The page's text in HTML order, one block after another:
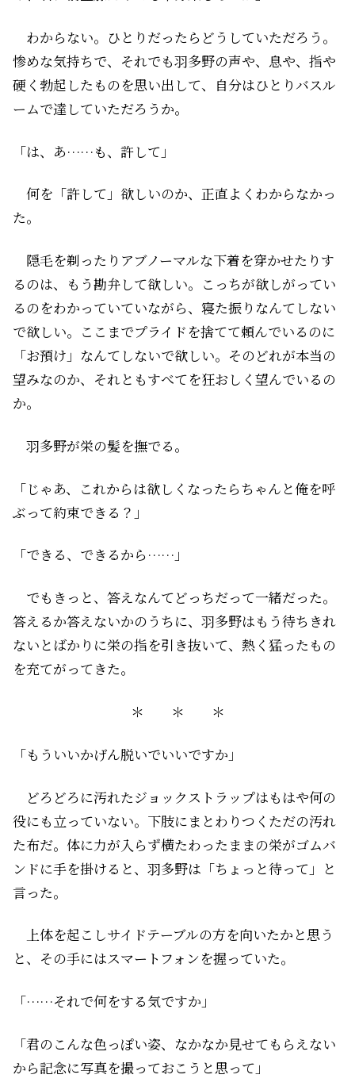
わからない。ひとりだったらどうしていただろう。
惨めな気持ちで、それでも羽多野の声や、息や、指や――
硬く勃起したものを思い出して、自分はひとりバスル
ームで達していただろうか。
「は、あ……も、許して」
何を「許して」欲しいのか、正直よくわからなかっ
た。
隠毛を剃ったりアブノーマルな下着を穿かせたりす
るのは、もう勘弁して欲しい。こっちが欲しがってい
るのをわかっていていながら、寝た振りなんてしない
で欲しい。ここまでプライドを捨てて頼んでいるのに
「お預け」なんてしないで欲しい。そのどれが本当の
望みなのか、それともすべてを狂おしく望んでいるの
か。
羽多野が栄の髪を撫でる。
「じゃあ、これからは欲しくなったらちゃんと俺を呼
ぶって約束できる？」
「できる、できるから……」
でもきっと、答えなんてどっちだって一緒だった。
答えるか答えないかのうちに、羽多野はもう待ちきれ
ないとばかりに栄の指を引き抜いて、熱く猛ったもの
を充てがってきた。
＊ ＊ ＊
「もういいかげん脱いでいいですか」
どろどろに汚れたジョックストラップはもはや何の
役にも立っていない。下肢にまとわりつくただの汚れ
た布だ。体に力が入らず横たわったままの栄がゴムバ
ンドに手を掛けると、羽多野は「ちょっと待って」と
言った。
上体を起こしサイドテーブルの方を向いたかと思う
と、その手にはスマートフォンを握っていた。
「……それで何をする気ですか」
「君のこんな色っぽい姿、なかなか見せてもらえない
から記念に写真を撮っておこうと思って」